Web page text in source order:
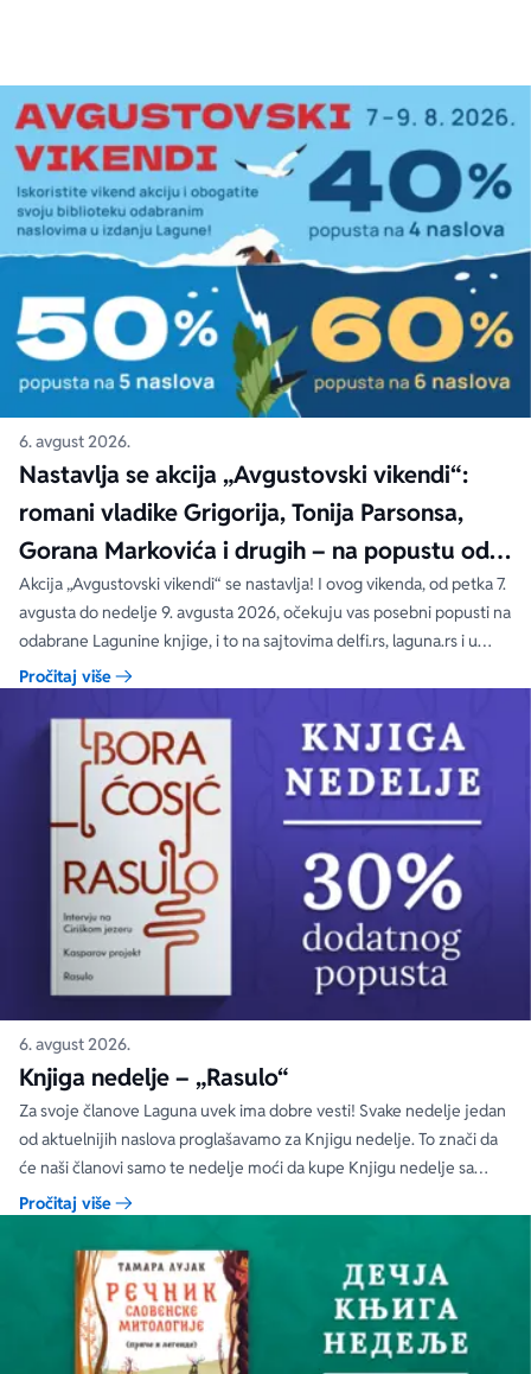
6. avgust 2026.
Nastavlja se akcija „Avgustovski vikendi“:
romani vladike Grigorija, Tonija Parsonsa,
Gorana Markovića i drugih – na popustu od
čak 40, 50 i 60%
Akcija „Avgustovski vikendi“ se nastavlja! I ovog vikenda, od petka 7.
avgusta do nedelje 9. avgusta 2026, očekuju vas posebni popusti na
odabrane Lagunine knjige, i to na sajtovima delfi.rs, laguna.rs i u
svim Delfi knjižarama.
Pročitaj više
6. avgust 2026.
Knjiga nedelje – „Rasulo“
Za svoje članove Laguna uvek ima dobre vesti! Svake nedelje jedan
od aktuelnijih naslova proglašavamo za Knjigu nedelje. To znači da
će naši članovi samo te nedelje moći da kupe Knjigu nedelje sa
specijalnim DODATNIM popustom od 30%.
Pročitaj više